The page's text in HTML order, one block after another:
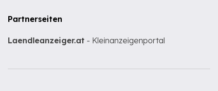
Partnerseiten
Laendleanzeiger.at - Kleinanzeigenportal